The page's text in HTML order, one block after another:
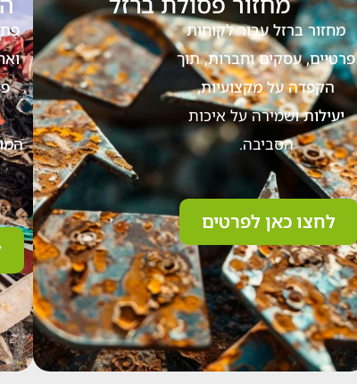
מחזור ברזל עבור לקוחות
פרטיים, עסקים וחברות, תוך
הקפדה על מקצועיות,
יעילות ושמירה על איכות
הסביבה.
לחצו כאן לפרטים